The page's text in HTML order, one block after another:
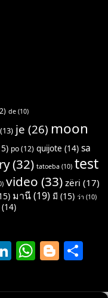
de (10)
(13) je (26) moon
po(12) quijote (14) sa
(32) tatoeba (10) test
video (33) zëri (17)
มานี(19) มี (15) ว่า (10)
(14)
Li
k
W
at
Bl
g ar